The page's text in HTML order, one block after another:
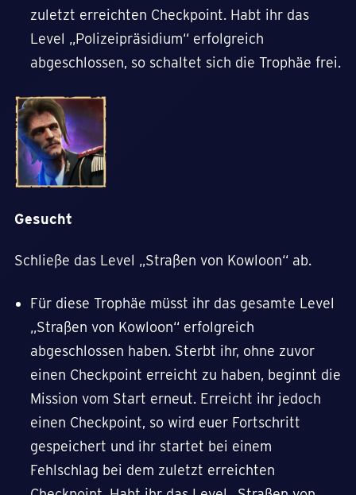
zuletzt erreichten Checkpoint. Habt ihr das
Level „Polizeipräsidium“ erfolgreich
abgeschlossen, so schaltet sich die Trophäe frei.
Gesucht
Schließe das Level „Straßen von Kowloon“ ab.
Für diese Trophäe müsst ihr das gesamte Level
„Straßen von Kowloon“ erfolgreich
abgeschlossen haben. Sterbt ihr, ohne zuvor
einen Checkpoint erreicht zu haben, beginnt die
Mission vom Start erneut. Erreicht ihr jedoch
einen Checkpoint, so wird euer Fortschritt
gespeichert und ihr startet bei einem
Fehlschlag bei dem zuletzt erreichten